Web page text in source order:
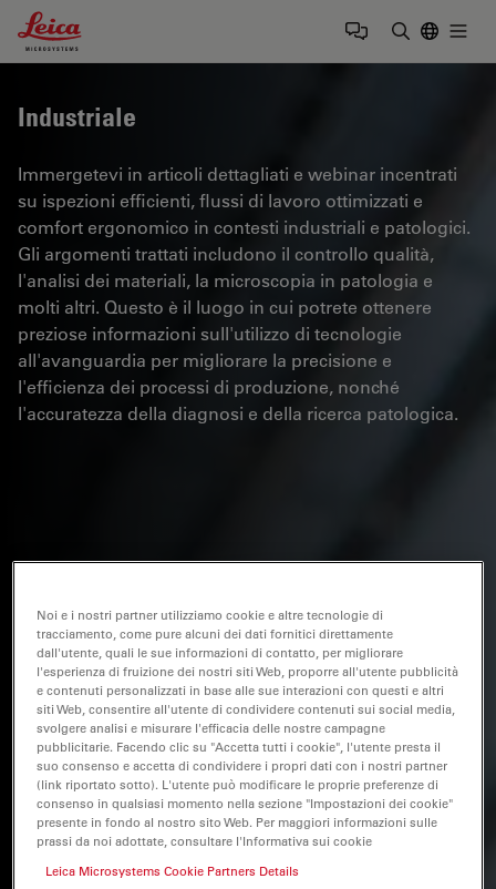
Leica Microsystems Logo
Industriale
Immergetevi in articoli dettagliati e webinar incentrati
su ispezioni efficienti, flussi di lavoro ottimizzati e
comfort ergonomico in contesti industriali e patologici.
Gli argomenti trattati includono il controllo qualità,
l'analisi dei materiali, la microscopia in patologia e
molti altri. Questo è il luogo in cui potrete ottenere
preziose informazioni sull'utilizzo di tecnologie
all'avanguardia per migliorare la precisione e
l'efficienza dei processi di produzione, nonché
l'accuratezza della diagnosi e della ricerca patologica.
Noi e i nostri partner utilizziamo cookie e altre tecnologie di
tracciamento, come pure alcuni dei dati fornitici direttamente
dall'utente, quali le sue informazioni di contatto, per migliorare
l'esperienza di fruizione dei nostri siti Web, proporre all'utente pubblicità
e contenuti personalizzati in base alle sue interazioni con questi e altri
siti Web, consentire all'utente di condividere contenuti sui social media,
svolgere analisi e misurare l'efficacia delle nostre campagne
pubblicitarie. Facendo clic su "Accetta tutti i cookie", l'utente presta il
suo consenso e accetta di condividere i propri dati con i nostri partner
(link riportato sotto). L'utente può modificare le proprie preferenze di
consenso in qualsiasi momento nella sezione "Impostazioni dei cookie"
presente in fondo al nostro sito Web. Per maggiori informazioni sulle
prassi da noi adottate, consultare l'Informativa sui cookie
Leica Microsystems Cookie Partners Details